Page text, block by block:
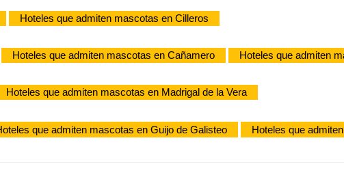
Hoteles que admiten mascotas en Cilleros
Hoteles que admiten mascotas en Cañamero Hoteles que admiten
Hoteles que admiten mascotas en Madrigal de la Vera
que admiten mascotas en Guijo de Galisteo Hoteles que